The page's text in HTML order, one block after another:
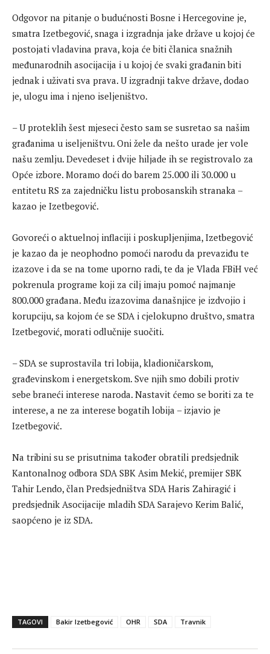
Odgovor na pitanje o budućnosti Bosne i Hercegovine je,
smatra Izetbegović, snaga i izgradnja jake države u kojoj će
postojati vladavina prava, koja će biti članica snažnih
međunarodnih asocijacija i u kojoj će svaki građanin biti
jednak i uživati sva prava. U izgradnji takve države, dodao
je, ulogu ima i njeno iseljeništvo.
– U proteklih šest mjeseci često sam se susretao sa našim
građanima u iseljeništvu. Oni žele da nešto urade jer vole
našu zemlju. Devedeset i dvije hiljade ih se registrovalo za
Opće izbore. Moramo doći do barem 25.000 ili 30.000 u
entitetu RS za zajedničku listu probosanskih stranaka –
kazao je Izetbegović.
Govoreći o aktuelnoj inflaciji i poskupljenjima, Izetbegović
je kazao da je neophodno pomoći narodu da prevaziđu te
izazove i da se na tome uporno radi, te da je Vlada FBiH već
pokrenula programe koji za cilj imaju pomoć najmanje
800.000 građana. Među izazovima današnjice je izdvojio i
korupciju, sa kojom će se SDA i cjelokupno društvo, smatra
Izetbegović, morati odlučnije suočiti.
– SDA se suprostavila tri lobija, kladioničarskom,
građevinskom i energetskom. Sve njih smo dobili protiv
sebe braneći interese naroda. Nastavit ćemo se boriti za te
interese, a ne za interese bogatih lobija – izjavio je
Izetbegović.
Na tribini su se prisutnima također obratili predsjednik
Kantonalnog odbora SDA SBK Asim Mekić, premijer SBK
Tahir Lendo, član Predsjedništva SDA Haris Zahiragić i
predsjednik Asocijacije mladih SDA Sarajevo Kerim Balić,
saopćeno je iz SDA.
TAGOVI Bakir Izetbegović OHR SDA Travnik